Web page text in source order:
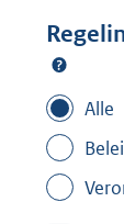
Alle